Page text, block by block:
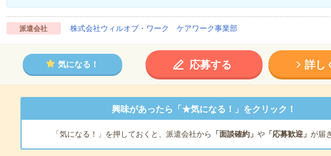
派遣会社 株式会社ウィルオブ・ワーク ケアワーク事業部
気になる！ 応募する 詳し
興味があったら「★気になる！」をクリック！
「気になる！」を押しておくと、派遣会社から 「面談確約」 や「応募歓迎」 が届